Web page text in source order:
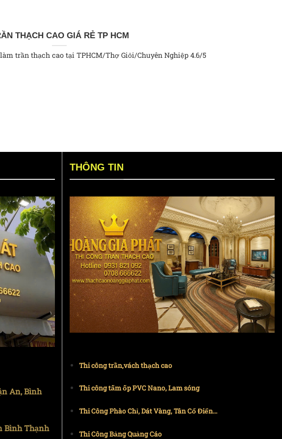
THẠCH CAO GIÁ RẺ TP HCM
trần thạch cao tại TPHCM/Thợ Giỏi/Chuyên Nghiệp 4.6/5
An, Bình
Bình Thạnh
THÔNG TIN
Thi công trần,vách thạch cao
Thi công tấm ốp PVC Nano, Lam sóng
Thi Công Phào Chỉ, Dát Vàng, Tân Cổ Điển...
Thi Công Bảng Quảng Cáo